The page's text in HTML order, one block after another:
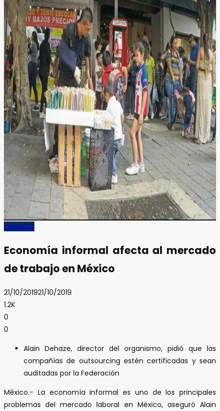
FINANZAS
Economía informal afecta al mercado
de trabajo en México
21/10/201921/10/2019
1.2K
0
0
Alain Dehaze, director del organismo, pidió que las
compañías de outsourcing estén certificadas y sean
auditadas por la Federación
México.- La economía informal es uno de los principales
problemas del mercado laboral en México, aseguró Alain